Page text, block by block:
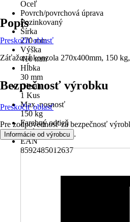
Oceľ
Povrch/povrchová úprava
Pozinkovaný
Šírka
270 mm
Výška
410 mm
Hĺbka
30 mm
Obsah
1 Kus
Max. nosnosť
150 kg
Farebný odtieň
Sivá
EAN
8592485012637
Popis
Preskočiť oblasť
Záťažová konzola 270x400mm, 150
Bezpečnosť výrobku
Preskočiť oblasť
Pre zodpovednosť za bezpečnosť
Informácie od výrobcu .